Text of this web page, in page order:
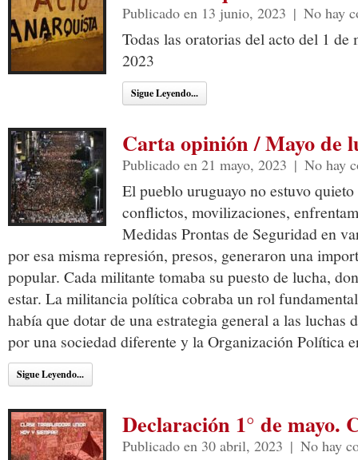
Publicado en 13 junio, 2023 | No hay
Todas las oratorias del acto del 1 de
2023
Sigue Leyendo...
Carta opinión / Mayo de
Publicado en 21 mayo, 2023 | No hay
El pueblo uruguayo no estuvo
conflictos, movilizaciones,
Medidas Prontas de Seguridad en
por esa misma represión, presos, generaron una
popular. Cada militante tomaba su puesto de lucha,
estar. La militancia política cobraba un rol
había que dotar de una estrategia general a las luchas
por una sociedad diferente y la Organización Política
Sigue Leyendo...
Declaración 1° de mayo.
Publicado en 30 abril, 2023 | No hay